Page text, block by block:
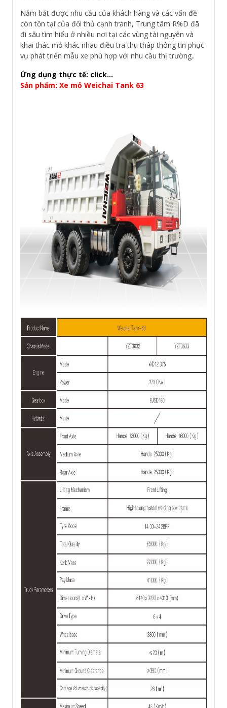
Nắm bắt được nhu cầu của khách hàng và các vấn đề
còn tồn tại của đối thủ cạnh tranh, Trung tâm R%D đã
đi sâu tìm hiểu ở nhiều nơi tại các vùng tài nguyên và
khai thác mỏ khác nhau điều tra thu thâp thông tin phục
vụ phát triển mẫu xe phù hợp với nhu cầu thị trường..
Ứng dụng thực tế: click...
Sản phẩm: Xe mỏ Weichai Tank 63